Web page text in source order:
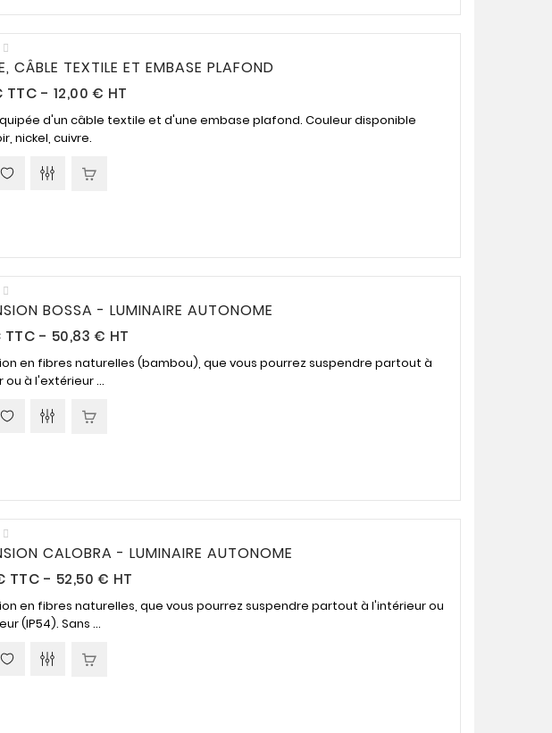
CÂBLE TEXTILE ET EMBASE PLAFOND
Prix
TTC - 12,00 € HT
d'un câble textile et d'une embase plafond. Couleur disponible
nickel, cuivre.
BOSSA - LUMINAIRE AUTONOME
Prix
TTC - 50,83 € HT
en fibres naturelles (bambou), que vous pourrez suspendre partout à
ou à l'extérieur ...
CALOBRA - LUMINAIRE AUTONOME
Prix
TTC - 52,50 € HT
en fibres naturelles, que vous pourrez suspendre partout à l'intérieur ou
(IP54). Sans ...